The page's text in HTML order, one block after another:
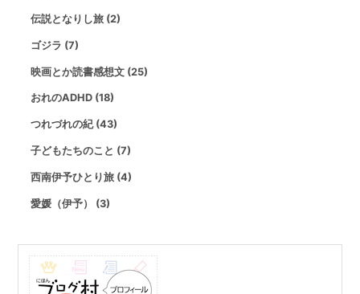
伝説となりし旅 (2)
ゴジラ (7)
映画とか読書感想文 (25)
おれのADHD (18)
つれづれの紀 (43)
子どもたちのこと (7)
西南伊予ひとり旅 (4)
愛媛（伊予） (3)